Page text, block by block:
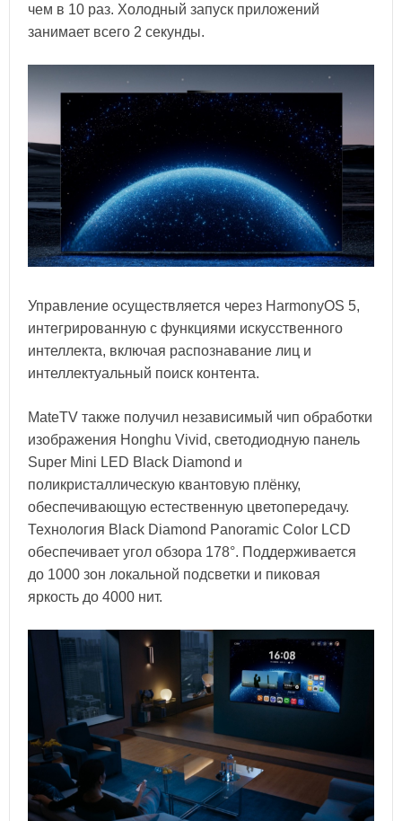
чем в 10 раз. Холодный запуск приложений
занимает всего 2 секунды.
Управление осуществляется через HarmonyOS 5,
интегрированную с функциями искусственного
интеллекта, включая распознавание лиц и
интеллектуальный поиск контента.
MateTV также получил независимый чип обработки
изображения Honghu Vivid, светодиодную панель
Super Mini LED Black Diamond и
поликристаллическую квантовую плёнку,
обеспечивающую естественную цветопередачу.
Технология Black Diamond Panoramic Color LCD
обеспечивает угол обзора 178°. Поддерживается
до 1000 зон локальной подсветки и пиковая
яркость до 4000 нит.